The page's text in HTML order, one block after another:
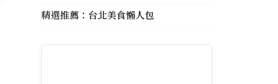
精選推薦： 台北美食懶人包